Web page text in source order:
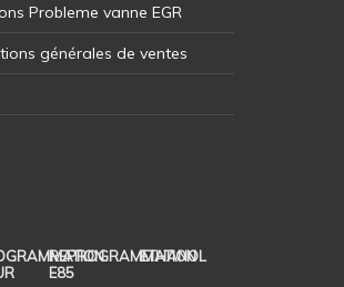
Probleme vanne EGR
générales de ventes
REPROGRAMMATION
E85
ETHANOL